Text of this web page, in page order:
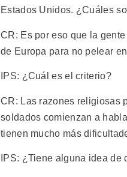
Estados Unidos. ¿Cuáles
CR: Es por eso que la
de Europa para no pelear
IPS: ¿Cuál es el criterio?
CR: Las razones religiosas
soldados comienzan a
tienen mucho más
IPS: ¿Tiene alguna idea de